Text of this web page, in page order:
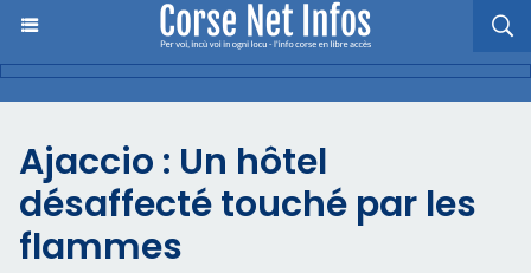
Ajaccio : Un hôtel
désaffecté touché par les
flammes